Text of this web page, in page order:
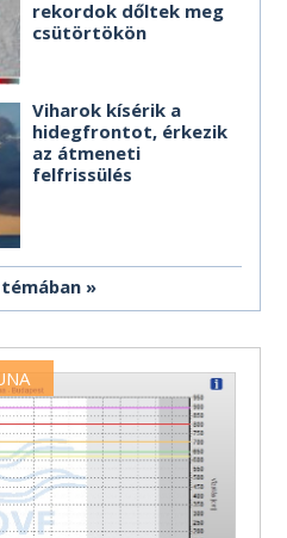
rekordok dőltek meg
csütörtökön
Viharok kísérik a
hidegfrontot, érkezik
az átmeneti
felfrissülés